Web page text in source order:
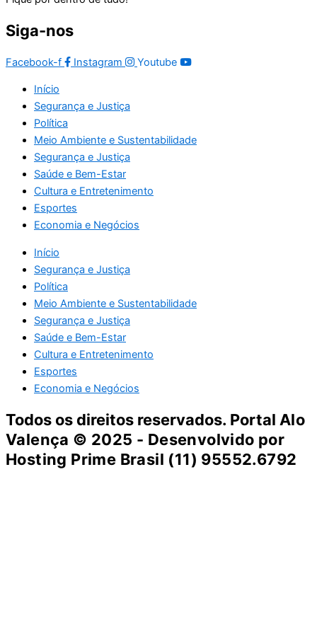
Siga-nos
Facebook-f Instagram Youtube
Início
Segurança e Justiça
Política
Meio Ambiente e Sustentabilidade
Segurança e Justiça
Saúde e Bem-Estar
Cultura e Entretenimento
Esportes
Economia e Negócios
Início
Segurança e Justiça
Política
Meio Ambiente e Sustentabilidade
Segurança e Justiça
Saúde e Bem-Estar
Cultura e Entretenimento
Esportes
Economia e Negócios
Todos os direitos reservados. Portal Alo
Valença © 2025 - Desenvolvido por
Hosting Prime Brasil (11) 95552.6792